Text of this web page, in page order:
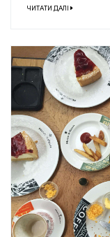
ЧИТАТИ ДАЛІ